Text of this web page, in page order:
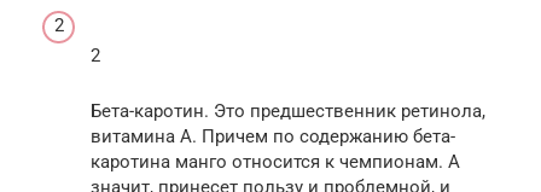
2
Бета-каротин. Это предшественник ретинола,
витамина А. Причем по содержанию бета-
каротина манго относится к чемпионам. А
значит, принесет пользу и проблемной, и